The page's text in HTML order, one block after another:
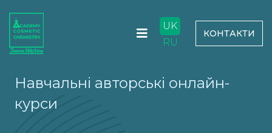
КОНТАКТИ
UK
RU
Навчальні авторські онлайн-
курси